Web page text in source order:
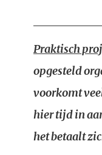
Praktisch
opgesteld
voorkomt
hier tijd in
het betaalt